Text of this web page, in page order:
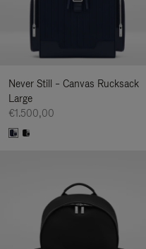
Never Still – Canvas Rucksack
Large
€1.500,00